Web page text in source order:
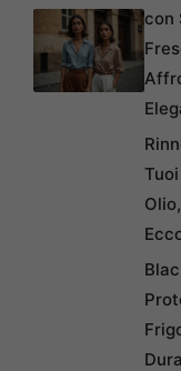
con